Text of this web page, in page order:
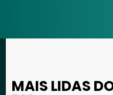
MAIS LIDAS